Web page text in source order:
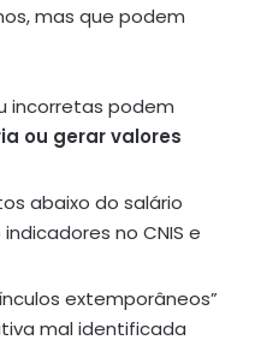
mas que podem
incorretas podem
ou gerar valores
abaixo do salário
no CNIS e
extemporâneos”
mal identificada